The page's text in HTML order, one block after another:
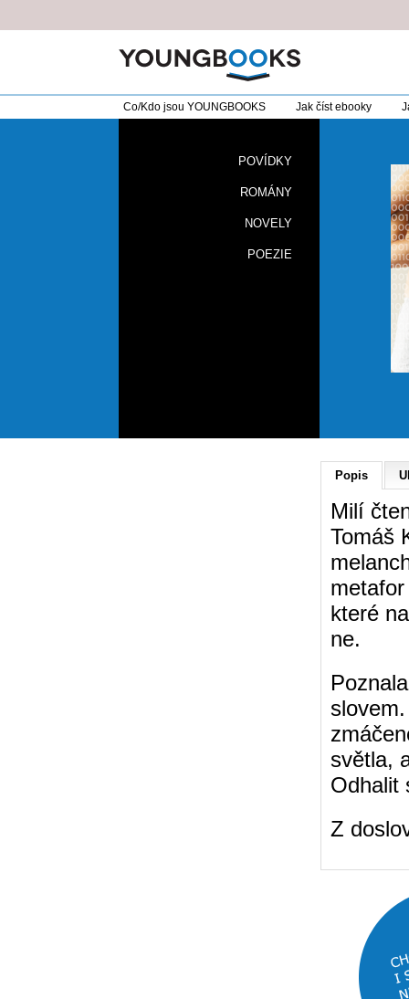
Co/Kdo jsou YOUNGBOOKS Jak číst ebooky
POVÍDKY
ROMÁNY
NOVELY
POEZIE
Popis
Milí
Tomáš
které
ne.
světla,
Odhalit
Z